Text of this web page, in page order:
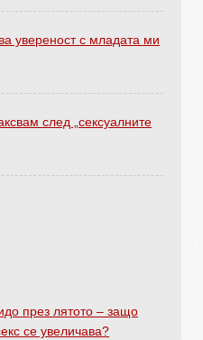
увереност с младата ми
след „сексуалните
през лятото – защо
се увеличава?